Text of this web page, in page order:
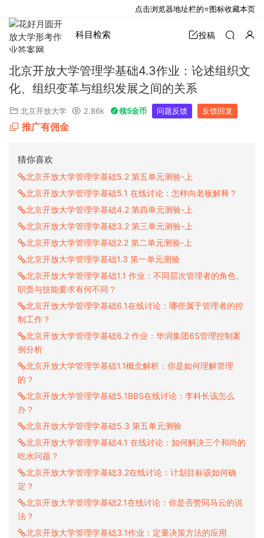
科目检索 投稿
北京开放大学管理学基础4.3作业：论述组织文
化、组织变革与组织发展之间的关系
北京开放大学 2.86k 领5金币 问题反馈 反馈回复
推广有佣金
猜你喜欢
北京开放大学管理学基础5.2 第五单元测验-上
北京开放大学管理学基础5.1 在线讨论：怎样向老板解释？
北京开放大学管理学基础4.2 第四单元测验-上
北京开放大学管理学基础3.2 第三单元测验-上
北京开放大学管理学基础2.2 第二单元测验-上
北京开放大学管理学基础1.3 第一单元测验
北京开放大学管理学基础1.1 作业：不同层次管理者的角色、
职责与技能要求有何不同？
北京开放大学管理学基础6.1在线讨论：哪些属于管理者的控
制工作？
北京开放大学管理学基础6.2 作业：华润集团6S管理控制案
例分析
北京开放大学管理学基础1.1概念解析：你是如何理解管理
的？
北京开放大学管理学基础5.1BBS在线讨论：李科长该怎么
办？
北京开放大学管理学基础5.3 第五单元测验
北京开放大学管理学基础4.1 在线讨论：如何解决三个和尚的
吃水问题？
北京开放大学管理学基础3.2在线讨论：计划目标该如何确
定？
北京开放大学管理学基础2.1在线讨论：你是否赞同马云的说
法？
北京开放大学管理学基础3.1作业：定量决策方法的应用
点击浏览器地址栏的⭐图标收藏本页